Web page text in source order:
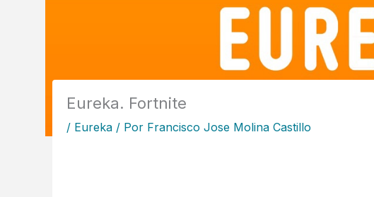
Eureka. Fortnite
/ Eureka / Por Francisco Jose Molina Castillo